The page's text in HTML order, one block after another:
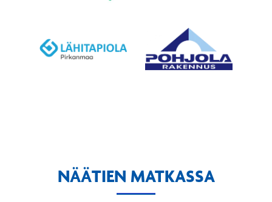
NÄÄTIEN MATKASSA